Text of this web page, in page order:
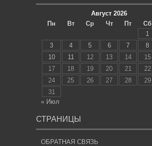
Август 2026
Пн
Вт Ср Чт Пт Сб
1
3
4 5 6 7 8
10
11 12 13 14 15
17
18 19 20 21 22
24
25 26 27 28 29
31
« Июл
СТРАНИЦЫ
ОБРАТНАЯ СВЯЗЬ